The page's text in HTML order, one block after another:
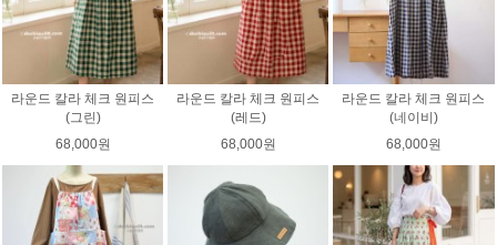
라운드 칼라 체크 원피스
(그린)
68,000원
라운드 칼라 체크 원피스
(레드)
68,000원
라운드 칼라 체크 원피스
(네이비)
68,000원